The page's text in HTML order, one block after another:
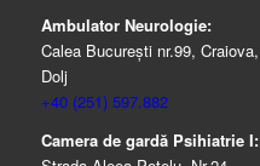
Ambulator Neurologie:
Calea București nr.99, Craiova,
Dolj
+40 (251) 597.882
Camera de gardă Psihiatrie I: